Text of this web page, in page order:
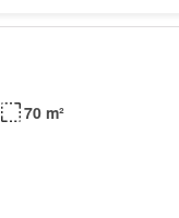
70 m²